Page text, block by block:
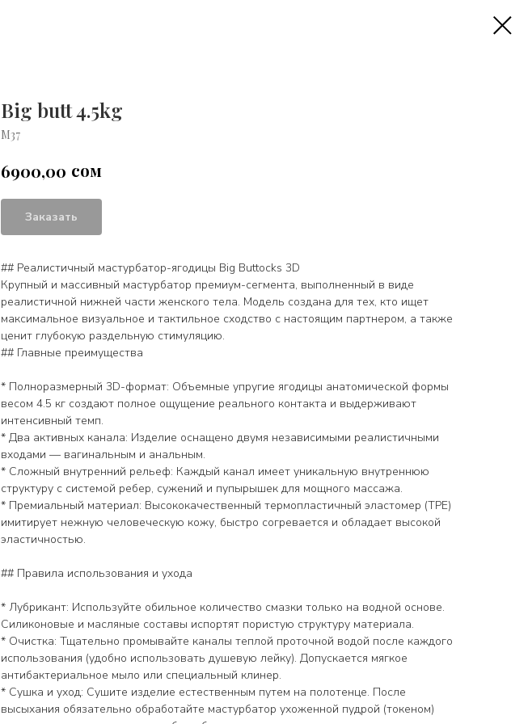
Big butt 4.5kg
М37
6900,00 сом
Заказать
## Реалистичный мастурбатор-ягодицы Big Buttocks 3D
Крупный и массивный мастурбатор премиум-сегмента, выполненный в виде
реалистичной нижней части женского тела. Модель создана для тех, кто ищет
максимальное визуальное и тактильное сходство с настоящим партнером, а также
ценит глубокую раздельную стимуляцию.
## Главные преимущества
* Полноразмерный 3D-формат: Объемные упругие ягодицы анатомической формы
весом 4.5 кг создают полное ощущение реального контакта и выдерживают
интенсивный темп.
* Два активных канала: Изделие оснащено двумя независимыми реалистичными
входами — вагинальным и анальным.
* Сложный внутренний рельеф: Каждый канал имеет уникальную внутреннюю
структуру с системой ребер, сужений и пупырышек для мощного массажа.
* Премиальный материал: Высококачественный термопластичный эластомер (TPE)
имитирует нежную человеческую кожу, быстро согревается и обладает высокой
эластичностью.
## Правила использования и ухода
* Лубрикант: Используйте обильное количество смазки только на водной основе.
Силиконовые и масляные составы испортят пористую структуру материала.
* Очистка: Тщательно промывайте каналы теплой проточной водой после каждого
использования (удобно использовать душевую лейку). Допускается мягкое
антибактериальное мыло или специальный клинер.
* Сушка и уход: Сушите изделие естественным путем на полотенце. После
высыхания обязательно обработайте мастурбатор ухоженной пудрой (токеном)